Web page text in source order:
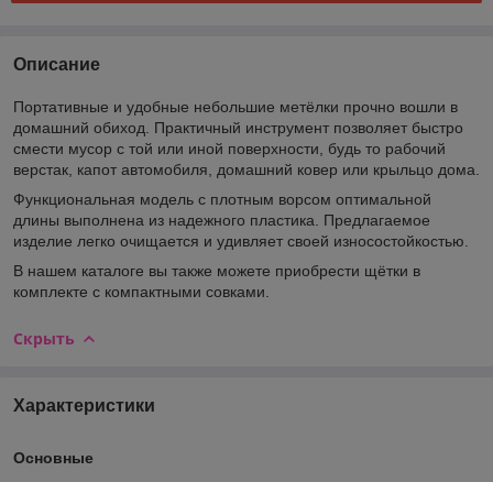
Описание
Портативные и удобные небольшие метёлки прочно вошли в
домашний обиход. Практичный инструмент позволяет быстро
смести мусор с той или иной поверхности, будь то рабочий
верстак, капот автомобиля, домашний ковер или крыльцо дома.
Функциональная модель с плотным ворсом оптимальной
длины выполнена из надежного пластика. Предлагаемое
изделие легко очищается и удивляет своей износостойкостью.
В нашем каталоге вы также можете приобрести щётки в
комплекте с компактными совками.
Скрыть
Характеристики
Основные